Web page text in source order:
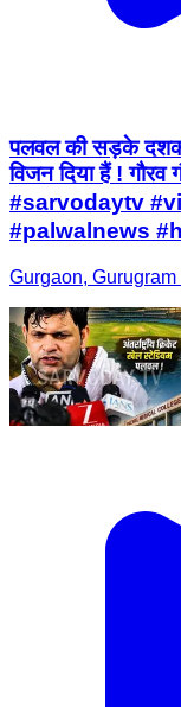
पलवल की सड़के
विजन दिया हैं ! गौरव
#sarvodaytv
#palwalnews
Gurgaon,